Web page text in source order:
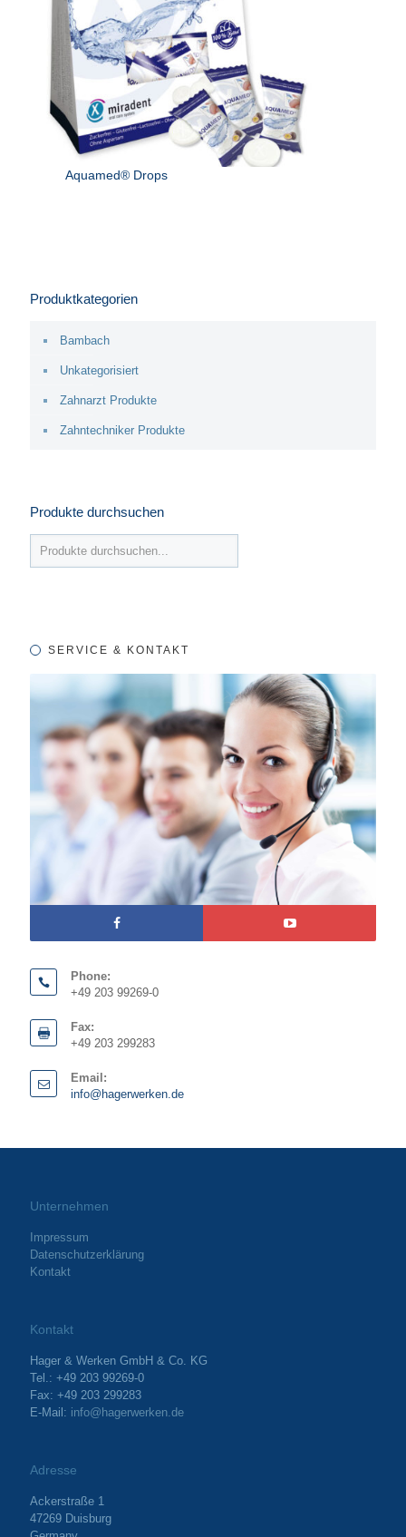
Aquamed® Drops
Produktkategorien
Bambach
Unkategorisiert
Zahnarzt Produkte
Zahntechniker Produkte
Produkte durchsuchen
SERVICE & KONTAKT
Phone:
+49 203 99269-0
Fax:
+49 203 299283
Email:
info@hagerwerken.de
Unternehmen
Impressum
Datenschutzerklärung
Kontakt
Kontakt
Hager & Werken GmbH & Co. KG
Tel.: +49 203 99269-0
Fax: +49 203 299283
E-Mail: info@hagerwerken.de
Adresse
Ackerstraße 1
47269 Duisburg